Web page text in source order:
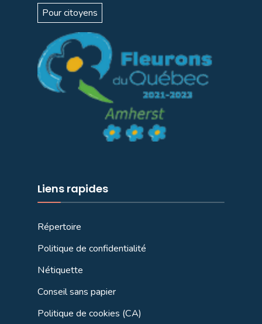
Pour citoyens
Liens rapides
Répertoire
Politique de confidentialité
Nétiquette
Conseil sans papier
Politique de cookies (CA)